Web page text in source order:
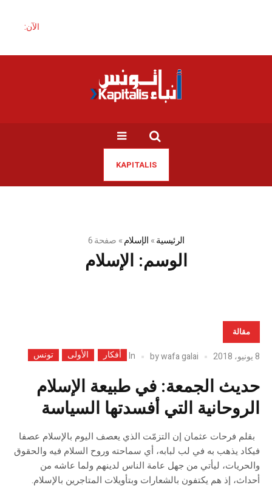
الآن:
KAPITALIS
الرئيسية» الإسلام» صفحة 6
الوسم: الإسلام
مقالة
8 يونيو، 2018 bywafa galai
In أفكار الأولى تونس
حديث الجمعة: في طبيعة الإسلام
الروحانية التي أفسدتها السياسة
بقلم فرحات عثمان إن التزمّت الذي يعصف اليوم بالإسلام عصفا
فيكاد يذهب به في لب لبابه، أي سماحته وروح السلام فيه والحقوق
والحريات، ليأتي من جهل عامة الناس لدينهم ولما عاشه من
أحداث، إذ هم يكتفون بالشعارات وبتأويلات المتاجرين بالإسلام.